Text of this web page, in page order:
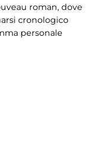
roman, dove
cronologico
personale